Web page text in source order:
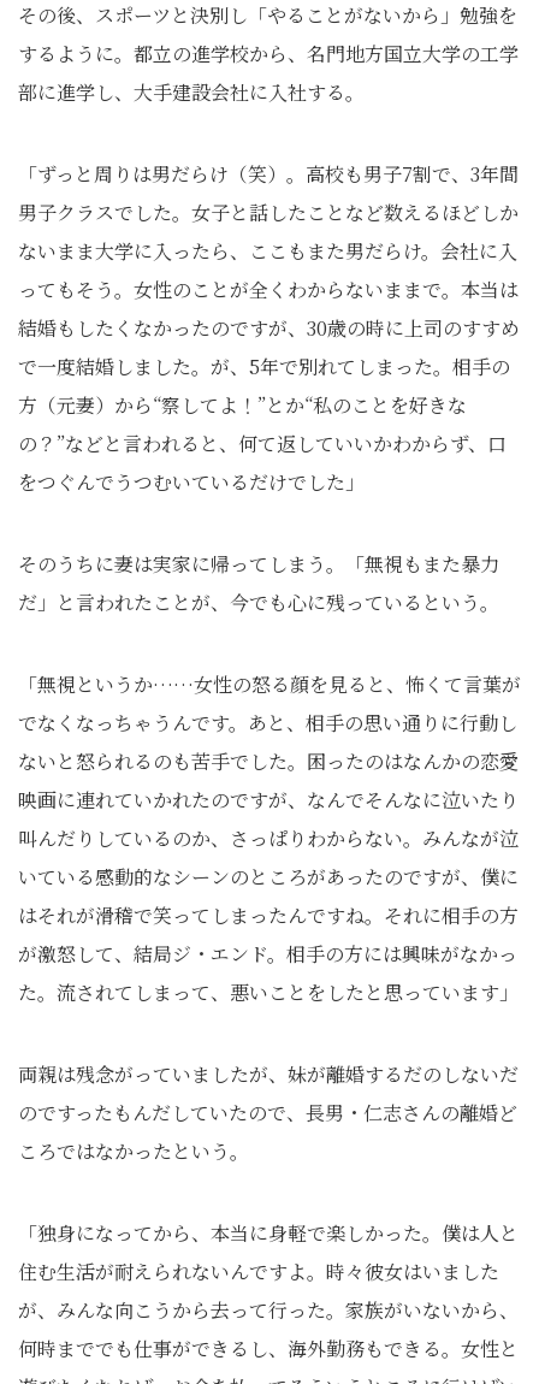
その後、スポーツと決別し「やることがないから」勉強を
するように。都立の進学校から、名門地方国立大学の工学
部に進学し、大手建設会社に入社する。
「ずっと周りは男だらけ（笑）。高校も男子7割で、3年間
男子クラスでした。女子と話したことなど数えるほどしか
ないまま大学に入ったら、ここもまた男だらけ。会社に入
ってもそう。女性のことが全くわからないままで。本当は
結婚もしたくなかったのですが、30歳の時に上司のすすめ
で一度結婚しました。が、5年で別れてしまった。相手の
方（元妻）から“察してよ！”とか“私のことを好きな
の？”などと言われると、何て返していいかわからず、口
をつぐんでうつむいているだけでした」
そのうちに妻は実家に帰ってしまう。「無視もまた暴力
だ」と言われたことが、今でも心に残っているという。
「無視というか……女性の怒る顔を見ると、怖くて言葉が
でなくなっちゃうんです。あと、相手の思い通りに行動し
ないと怒られるのも苦手でした。困ったのはなんかの恋愛
映画に連れていかれたのですが、なんでそんなに泣いたり
叫んだりしているのか、さっぱりわからない。みんなが泣
いている感動的なシーンのところがあったのですが、僕に
はそれが滑稽で笑ってしまったんですね。それに相手の方
が激怒して、結局ジ・エンド。相手の方には興味がなかっ
た。流されてしまって、悪いことをしたと思っています」
両親は残念がっていましたが、妹が離婚するだのしないだ
のですったもんだしていたので、長男・仁志さんの離婚ど
ころではなかったという。
「独身になってから、本当に身軽で楽しかった。僕は人と
住む生活が耐えられないんですよ。時々彼女はいました
が、みんな向こうから去って行った。家族がいないから、
何時まででも仕事ができるし、海外勤務もできる。女性と